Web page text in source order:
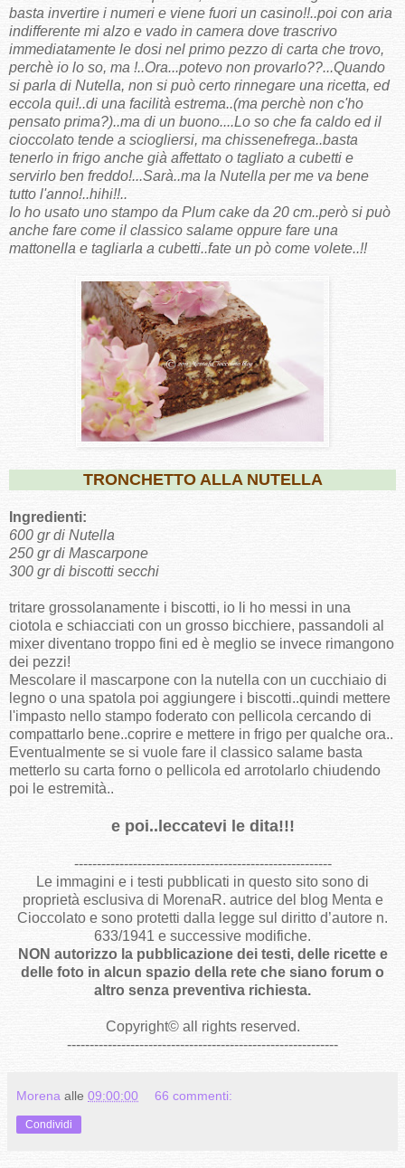
basta invertire i numeri e viene fuori un casino!!..poi con aria
indifferente mi alzo e vado in camera dove trascrivo
immediatamente le dosi nel primo pezzo di carta che trovo,
perchè io lo so, ma !..Ora...potevo non provarlo??...Quando
si parla di Nutella, non si può certo rinnegare una ricetta, ed
eccola qui!..di una facilità estrema..(ma perchè non c'ho
pensato prima?)..ma di un buono....Lo so che fa caldo ed il
cioccolato tende a sciogliersi, ma chissenefrega..basta
tenerlo in frigo anche già affettato o tagliato a cubetti e
servirlo ben freddo!...Sarà..ma la Nutella per me va bene
tutto l'anno!..hihi!!..
Io ho usato uno stampo da Plum cake da 20 cm..però si può
anche fare come il classico salame oppure fare una
mattonella e tagliarla a cubetti..fate un pò come volete..!!
TRONCHETTO ALLA NUTELLA
Ingredienti:
600 gr di Nutella
250 gr di Mascarpone
300 gr di biscotti secchi
tritare grossolanamente i biscotti, io li ho messi in una
ciotola e schiacciati con un grosso bicchiere, passandoli al
mixer diventano troppo fini ed è meglio se invece rimangono
dei pezzi!
Mescolare il mascarpone con la nutella con un cucchiaio di
legno o una spatola poi aggiungere i biscotti..quindi mettere
l'impasto nello stampo foderato con pellicola cercando di
compattarlo bene..coprire e mettere in frigo per qualche ora..
Eventualmente se si vuole fare il classico salame basta
metterlo su carta forno o pellicola ed arrotolarlo chiudendo
poi le estremità..
e poi..leccatevi le dita!!!
---------------------------------------------------------
Le immagini e i testi pubblicati in questo sito sono di
proprietà esclusiva di MorenaR. autrice del blog Menta e
Cioccolato e sono protetti dalla legge sul diritto d’autore n.
633/1941 e successive modifiche.
NON autorizzo la pubblicazione dei testi, delle ricette e
delle foto in alcun spazio della rete che siano forum o
altro senza preventiva richiesta.
Copyright© all rights reserved.
------------------------------------------------------------
Morena alle 09:00:00 66 commenti:
Condividi